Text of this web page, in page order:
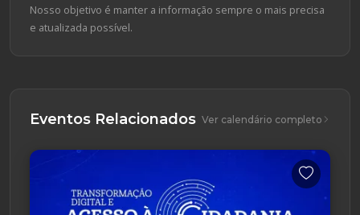
Nosso objetivo é manter a informação sempre o mais precisa
e atualizada possível.
Eventos Relacionados Ver calendário completo